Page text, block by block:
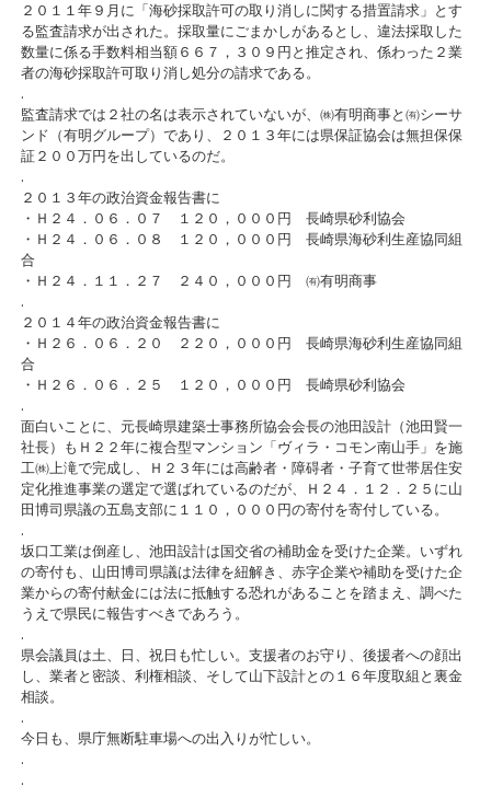
２０１１年９月に「海砂採取許可の取り消しに関する措置請求」とす
る監査請求が出された。採取量にごまかしがあるとし、違法採取した
数量に係る手数料相当額６６７，３０９円と推定され、係わった２業
者の海砂採取許可取り消し処分の請求である。
監査請求では２社の名は表示されていないが、㈱有明商事と㈲シーサ
ンド（有明グループ）であり、２０１３年には県保証協会は無担保保
証２００万円を出しているのだ。
２０１３年の政治資金報告書に
・Ｈ２４．０６．０７ １２０，０００円 長崎県砂利協会
・Ｈ２４．０６．０８ １２０，０００円 長崎県海砂利生産協同組
合
・Ｈ２４．１１．２７ ２４０，０００円 ㈲有明商事
２０１４年の政治資金報告書に
・Ｈ２６．０６．２０ ２２０，０００円 長崎県海砂利生産協同組
合
・Ｈ２６．０６．２５ １２０，０００円 長崎県砂利協会
面白いことに、元長崎県建築士事務所協会会長の池田設計（池田賢一
社長）もＨ２２年に複合型マンション「ヴィラ・コモン南山手」を施
工㈱上滝で完成し、Ｈ２３年には高齢者・障碍者・子育て世帯居住安
定化推進事業の選定で選ばれているのだが、Ｈ２４．１２．２５に山
田博司県議の五島支部に１１０，０００円の寄付を寄付している。
坂口工業は倒産し、池田設計は国交省の補助金を受けた企業。いずれ
の寄付も、山田博司県議は法律を紐解き、赤字企業や補助を受けた企
業からの寄付献金には法に抵触する恐れがあることを踏まえ、調べた
うえで県民に報告すべきであろう。
県会議員は土、日、祝日も忙しい。支援者のお守り、後援者への顔出
し、業者と密談、利権相談、そして山下設計との１６年度取組と裏金
相談。
今日も、県庁無断駐車場への出入りが忙しい。